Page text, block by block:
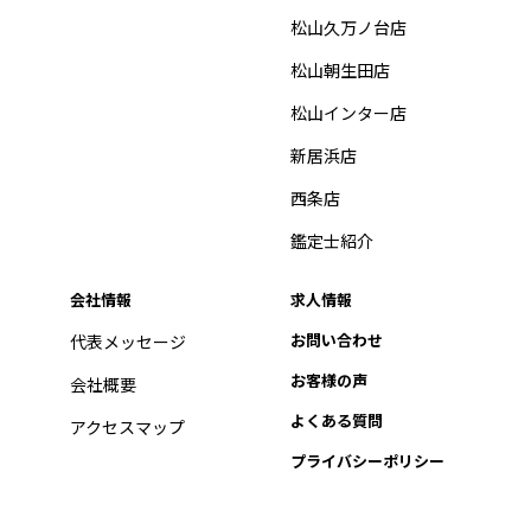
松山久万ノ台店
松山朝生田店
松山インター店
新居浜店
西条店
鑑定士紹介
会社情報
代表メッセージ
会社概要
アクセスマップ
求人情報
お問い合わせ
お客様の声
よくある質問
プライバシーポリシー